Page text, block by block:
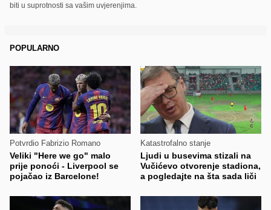
biti u suprotnosti sa vašim uvjerenjima.
POPULARNO
Potvrdio Fabrizio Romano
Veliki "Here we go" malo
prije ponoći - Liverpool se
pojačao iz Barcelone!
Katastrofalno stanje
Ljudi u busevima stizali na
Vučićevo otvorenje stadiona,
a pogledajte na šta sada liči